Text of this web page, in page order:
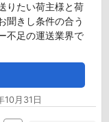
りたい荷主様と荷
聞きし条件の合う
不足の運送業界で
月31日